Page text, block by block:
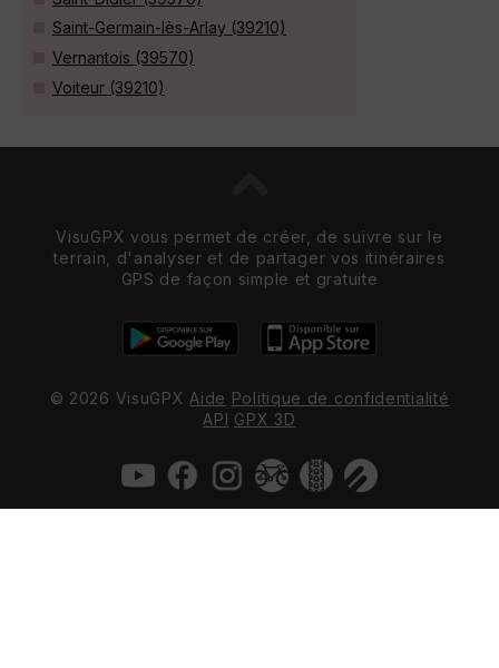
Saint-Germain-lès-Arlay (39210)
Vernantois (39570)
Voiteur (39210)
VisuGPX vous permet de créer, de suivre sur le
terrain, d'analyser et de partager vos itinéraires
GPS de façon simple et gratuite
© 2026 VisuGPX Aide Politique de confidentialité
API GPX 3D